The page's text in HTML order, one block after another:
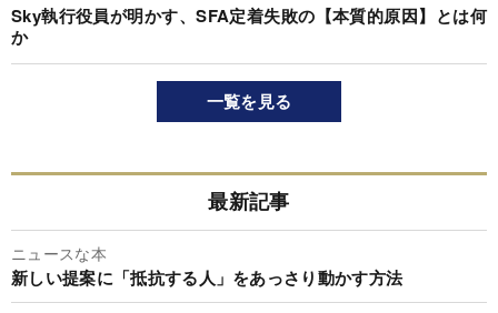
Sky執行役員が明かす、SFA定着失敗の【本質的原因】とは何
か
一覧を見る
最新記事
ニュースな本
新しい提案に「抵抗する人」をあっさり動かす方法